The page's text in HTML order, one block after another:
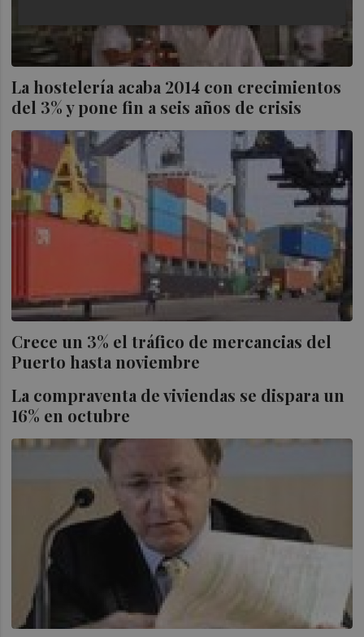
La hostelería acaba 2014 con crecimientos
del 3% y pone fin a seis años de crisis
Crece un 3% el tráfico de mercancias del
Puerto hasta noviembre
La compraventa de viviendas se dispara un
16% en octubre